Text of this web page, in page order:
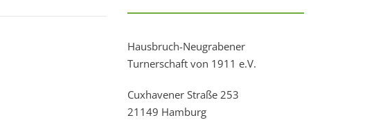
Hausbruch-Neugrabener
Turnerschaft von 1911 e.V.
Cuxhavener Straße 253
21149 Hamburg